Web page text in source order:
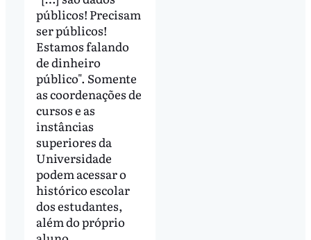
públicos! Precisam
ser públicos!
Estamos falando
de dinheiro
público". Somente
as coordenações de
cursos e as
instâncias
superiores da
Universidade
podem acessar o
histórico escolar
dos estudantes,
além do próprio